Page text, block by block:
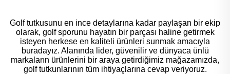
Golf tutkusunu en ince detaylarına kadar paylaşan bir ekip
olarak, golf sporunu hayatın bir parçası haline getirmek
isteyen herkese en kaliteli ürünleri sunmak amacıyla
buradayız. Alanında lider, güvenilir ve dünyaca ünlü
markaların ürünlerini bir araya getirdiğimiz mağazamızda,
golf tutkunlarının tüm ihtiyaçlarına cevap veriyoruz.